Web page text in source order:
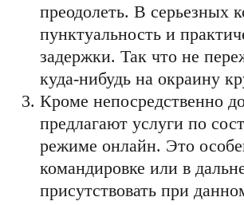
преодолеть. В серьезных
пунктуальность и
задержки. Так что не
куда-нибудь на окраину
Кроме непосредственно
предлагают услуги по
режиме онлайн. Это
командировке или в
присутствовать при